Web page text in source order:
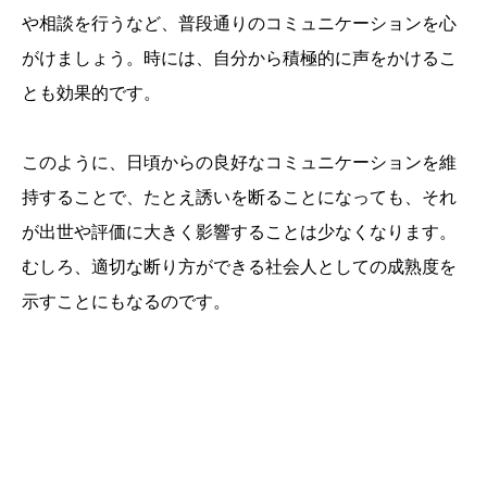
や相談を行うなど、普段通りのコミュニケーションを心
がけましょう。時には、自分から積極的に声をかけるこ
とも効果的です。
このように、日頃からの良好なコミュニケーションを維
持することで、たとえ誘いを断ることになっても、それ
が出世や評価に大きく影響することは少なくなります。
むしろ、適切な断り方ができる社会人としての成熟度を
示すことにもなるのです。